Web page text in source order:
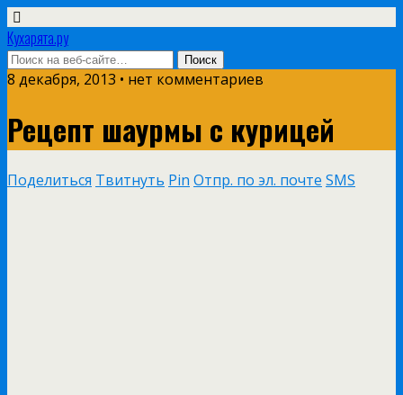
Кухарята.ру
8 декабря, 2013 • нет комментариев
Рецепт шаурмы с курицей
Поделиться Твитнуть Pin Отпр. по эл. почте SMS